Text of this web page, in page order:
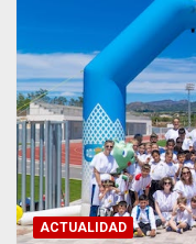
ACTUALIDAD